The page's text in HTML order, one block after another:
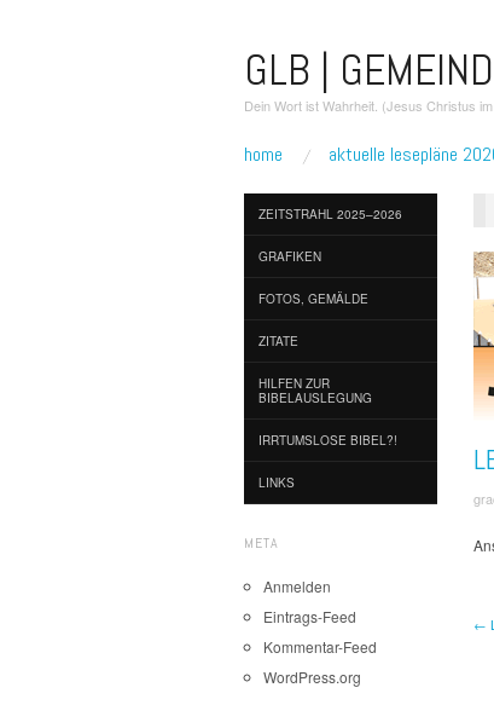
GLB |
Dein Wort ist Wahrheit. (Jesus Christus
home aktuelle lesepläne
ZEITSTRAHL 2025–2026
GRAFIKEN
FOTOS, GEMÄLDE
ZITATE
HILFEN ZUR
BIBELAUSLEGUNG
IRRTUMSLOSE BIBEL?!
LINKS
META
Anmelden
Eintrags-Feed
Kommentar-Feed
WordPress.org
←